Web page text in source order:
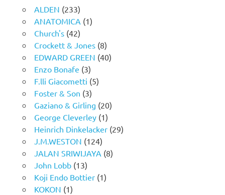
ALDEN (233)
ANATOMICA (1)
Church's(42)
Crockett & Jones(8)
EDWARD GREEN (40)
Enzo Bonafe (3)
F.lli Giacometti (5)
Foster & Son (3)
Gaziano & Girling (20)
George Cleverley(1)
Heinrich Dinkelacker(29)
J.M.WESTON (124)
JALAN SRIWIJAYA (8)
John Lobb(13)
Koji Endo Bottier(1)
KOKON (1)